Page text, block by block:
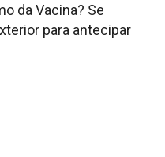
da Vacina? Se
para antecipar